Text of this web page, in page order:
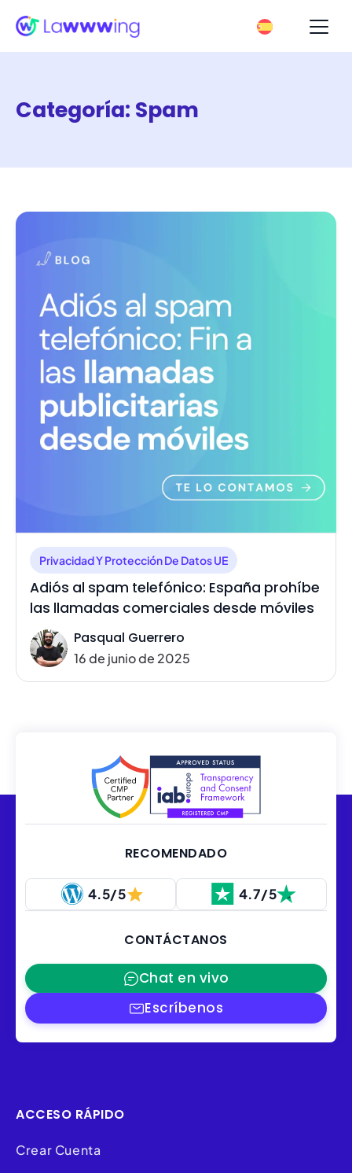
Categoría: Spam
Privacidad Y Protección De Datos UE
Adiós al spam telefónico: España prohíbe
las llamadas comerciales desde móviles
Pasqual Guerrero
16 de junio de 2025
RECOMENDADO
4.5/5 4.7/5
CONTÁCTANOS
Chat en vivo
Escríbenos
ACCESO RÁPIDO
Crear Cuenta